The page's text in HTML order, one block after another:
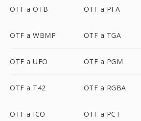
OTF a OTB OTF a PFA
OTF a WBMP OTF a TGA
OTF a UFO OTF a PGM
OTF a T42 OTF a RGBA
OTF a ICO OTF a PCT